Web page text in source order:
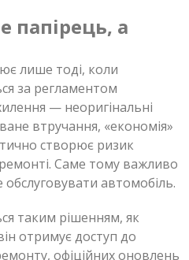
папірець, а
лише тоді, коли
за регламентом
— неоригінальні
втручання, «економія»
створює ризик
Саме тому важливо
автомобіль.
таким рішенням, як
отримує доступ до
офіційних оновлень